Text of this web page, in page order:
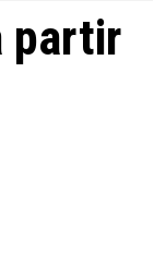
partir